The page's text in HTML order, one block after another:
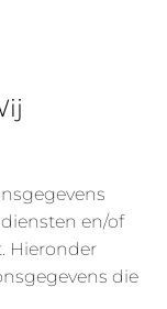
en/of
Hieronder
die